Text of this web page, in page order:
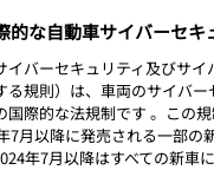
的な自動車サイバーセキ
イバーセキュリティ及びサ
る規則）は、車両のサイバー
国際的な法規制です 。この
7月以降に発売される一部の
年7月以降はすべての新車